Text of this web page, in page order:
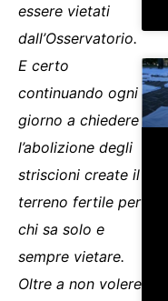
essere vietati
dall’Osservatorio.
E certo
continuando ogni
giorno a chiedere
l’abolizione degli
striscioni create il
terreno fertile per
chi sa solo e
sempre vietare.
Oltre a non volere